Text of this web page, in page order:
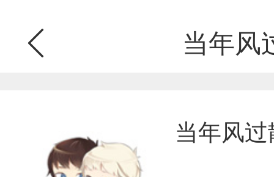
当年风
当年风